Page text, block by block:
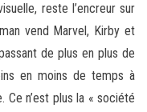
reste l’encreur sur
vend Marvel, Kirby et
de plus en plus de
en moins de temps à
n’est plus la « société